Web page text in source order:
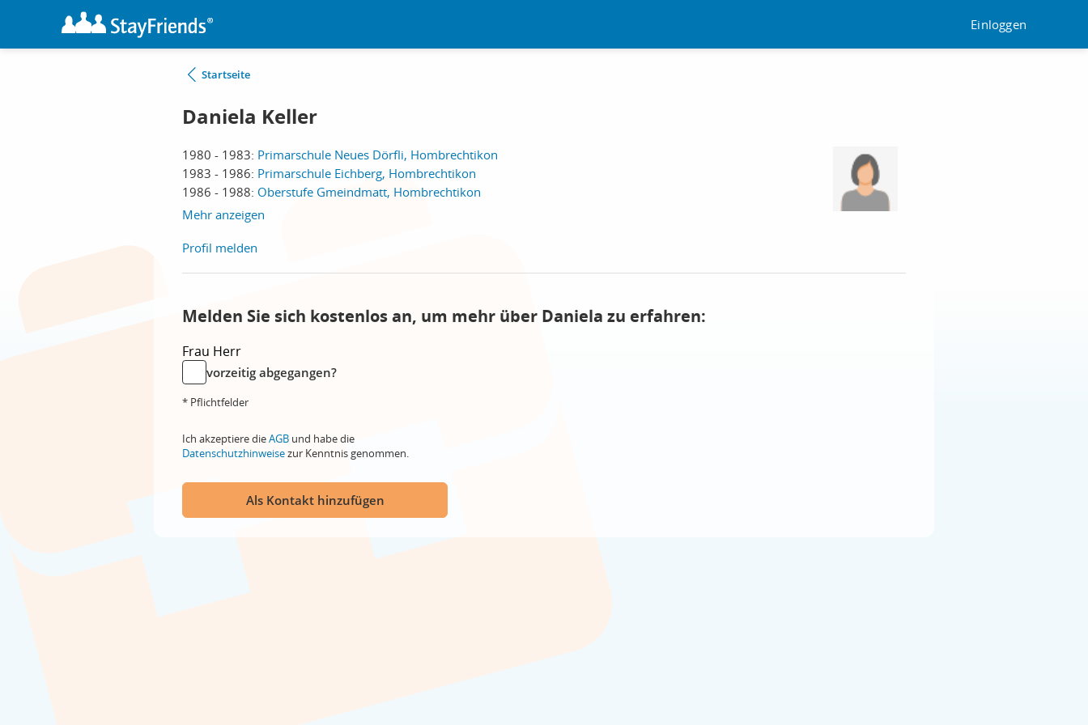
Einloggen
Startseite
Daniela Keller
1980 - 1983: Primarschule Neues Dörfli, Hombrechtikon
1983 - 1986: Primarschule Eichberg, Hombrechtikon
1986 - 1988: Oberstufe Gmeindmatt, Hombrechtikon
Mehr anzeigen
Profil melden
Melden Sie sich kostenlos an, um mehr über Daniela zu erfahren:
Frau Herr
vorzeitig abgegangen?
* Pflichtfelder
Ich akzeptiere dieAGB und habe die
Datenschutzhinweisezur Kenntnis genommen.
Als Kontakt hinzufügen